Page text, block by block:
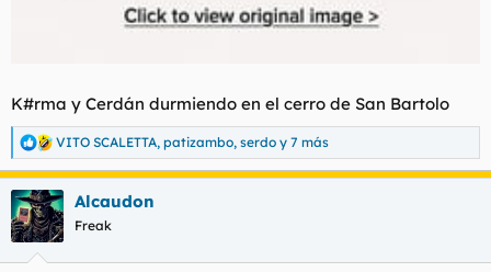
K#rma y Cerdán durmiendo en el cerro de San Bartolo
R
e
a
c
c
i
VITO SCALETTA, patizambo, serdo y 7 más
Alcaudon
Freak